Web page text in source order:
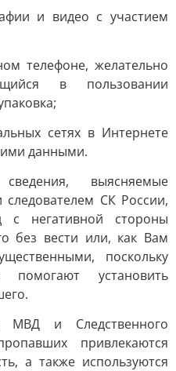
и видео с участием
телефоне, желательно
в пользовании
сетях в Интернете
данными.
выясняемые
СК России,
негативной стороны
без вести или, как Вам
поскольку
установить
МВД и Следственного
привлекаются
а также используются